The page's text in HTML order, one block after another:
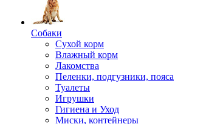
Собаки
Сухой корм
Влажный корм
Лакомства
Пеленки, подгузники, пояса
Туалеты
Игрушки
Гигиена и Уход
Миски, контейнеры